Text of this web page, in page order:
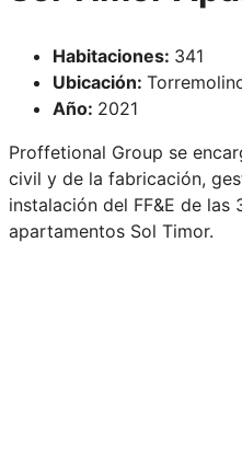
Habitaciones: 341
Ubicación:
Año: 2021
Proffetional Group se
civil y de la fabricación,
instalación del FF&E de las
apartamentos Sol Timor.